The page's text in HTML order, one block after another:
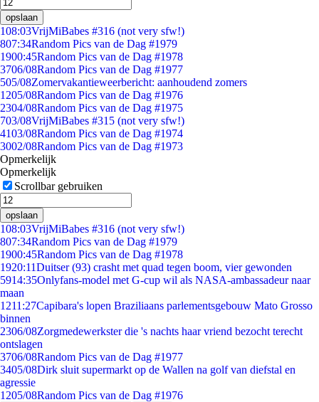
opslaan
108:03VrijMiBabes #316 (not very sfw!)
807:34Random Pics van de Dag #1979
1900:45Random Pics van de Dag #1978
3706/08Random Pics van de Dag #1977
505/08Zomervakantieweerbericht: aanhoudend zomers
1205/08Random Pics van de Dag #1976
2304/08Random Pics van de Dag #1975
703/08VrijMiBabes #315 (not very sfw!)
4103/08Random Pics van de Dag #1974
3002/08Random Pics van de Dag #1973
Opmerkelijk
Opmerkelijk
Scrollbar gebruiken
opslaan
108:03VrijMiBabes #316 (not very sfw!)
807:34Random Pics van de Dag #1979
1900:45Random Pics van de Dag #1978
1920:11Duitser (93) crasht met quad tegen boom, vier gewonden
5914:35Onlyfans-model met G-cup wil als NASA-ambassadeur naar
maan
1211:27Capibara's lopen Braziliaans parlementsgebouw Mato Grosso
binnen
2306/08Zorgmedewerkster die 's nachts haar vriend bezocht terecht
ontslagen
3706/08Random Pics van de Dag #1977
3405/08Dirk sluit supermarkt op de Wallen na golf van diefstal en
agressie
1205/08Random Pics van de Dag #1976